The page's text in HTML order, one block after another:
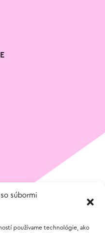
súbormi
používame technológie, ako